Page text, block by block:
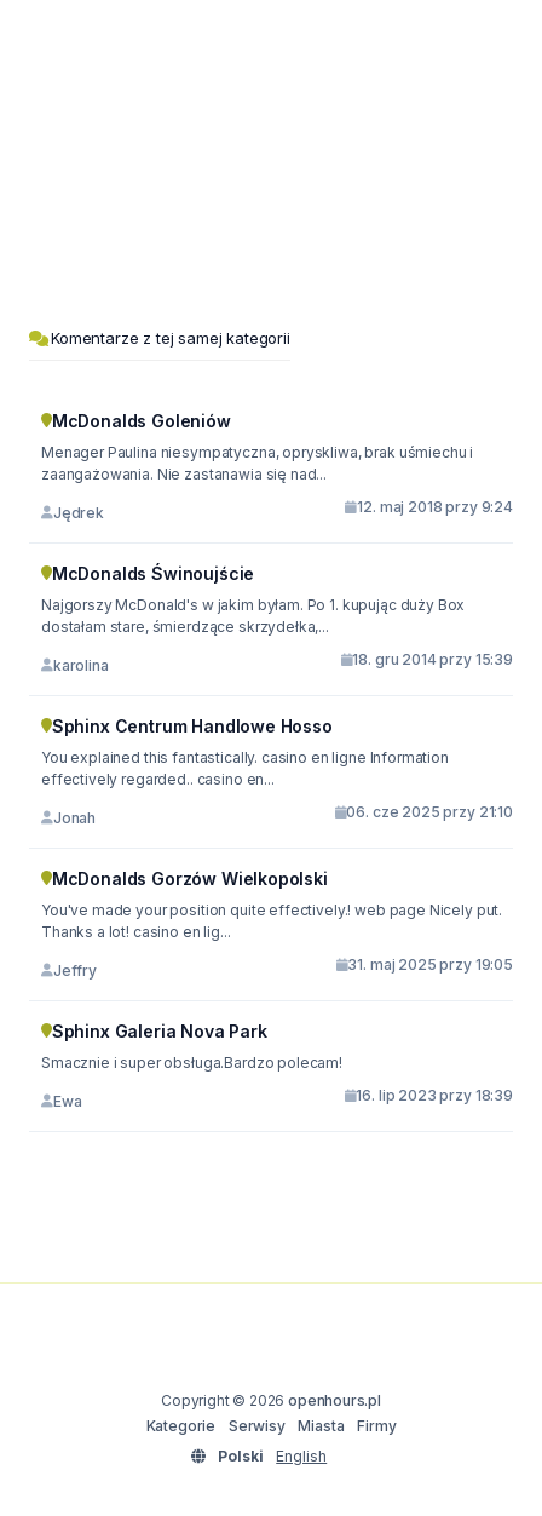
Komentarze z tej samej kategorii
McDonalds Goleniów
Menager Paulina niesympatyczna, opryskliwa, brak uśmiechu i
zaangażowania. Nie zastanawia się nad...
Jędrek 12. maj 2018 przy 9:24
McDonalds Świnoujście
Najgorszy McDonald's w jakim byłam. Po 1. kupując duży Box
dostałam stare, śmierdzące skrzydełka,...
karolina 18. gru 2014 przy 15:39
Sphinx Centrum Handlowe Hosso
You explained this fantastically. casino en ligne Information
effectively regarded.. casino en...
Jonah 06. cze 2025 przy 21:10
McDonalds Gorzów Wielkopolski
You've made your position quite effectively.! web page Nicely put.
Thanks a lot! casino en lig...
Jeffry 31. maj 2025 przy 19:05
Sphinx Galeria Nova Park
Smacznie i super obsługa.Bardzo polecam!
Ewa 16. lip 2023 przy 18:39
Copyright © 2026openhours.pl
Kategorie
Serwisy Miasta
Firmy
Polski
English